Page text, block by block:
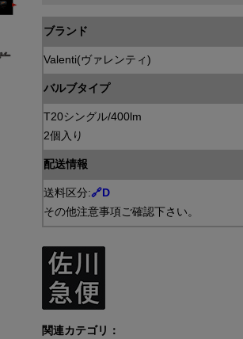
ブランド
Valenti(ヴァレンティ)
バルブタイプ
T20シングル/400lm
2個入り
配送情報
送料区分:🔗D
その他注意事項ご確認下さい。
関連カテゴリ：